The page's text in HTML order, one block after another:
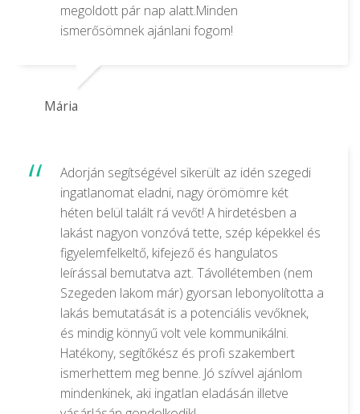
megoldott pár nap alatt.Minden
ismerősömnek ajánlani fogom!
Mária
Adorján segítségével sikerült az idén szegedi
ingatlanomat eladni, nagy örömömre két
héten belül talált rá vevőt! A hirdetésben a
lakást nagyon vonzóvá tette, szép képekkel és
figyelemfelkeltő, kifejező és hangulatos
leírással bemutatva azt. Távollétemben (nem
Szegeden lakom már) gyorsan lebonyolította a
lakás bemutatását is a potenciális vevőknek,
és mindig könnyű volt vele kommunikálni.
Hatékony, segítőkész és profi szakembert
ismerhettem meg benne. Jó szívvel ajánlom
mindenkinek, aki ingatlan eladásán illetve